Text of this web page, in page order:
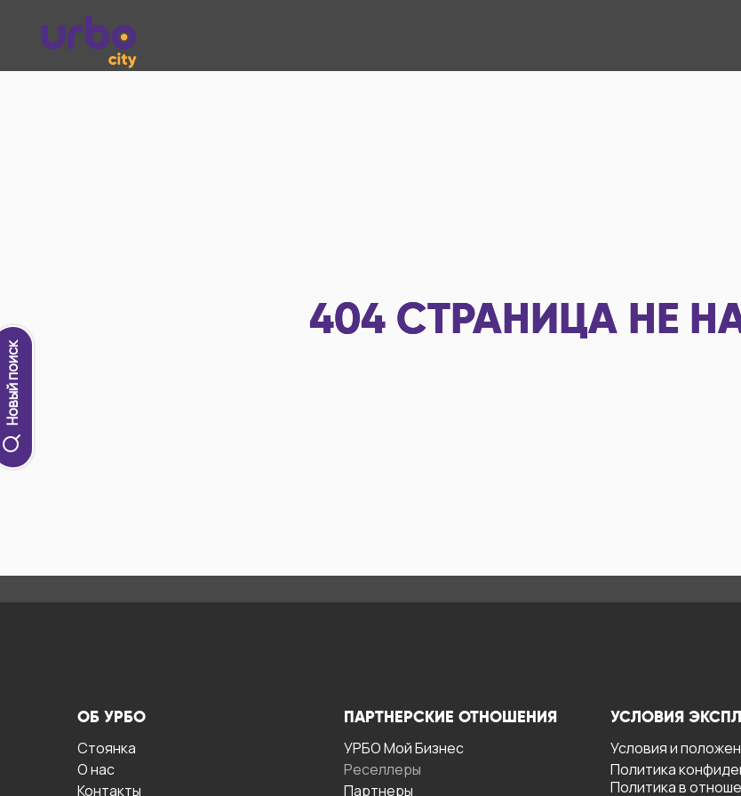
Новый поиск
404 СТРАНИЦА НЕ
ОБ УРБО
Стоянка
О нас
Контакты
ПАРТНЕРСКИЕ ОТНОШЕНИЯ
УРБО Мой Бизнес
Реселлеры
Партнеры
УСЛОВИЯ
Условия и
Политика
Политика в